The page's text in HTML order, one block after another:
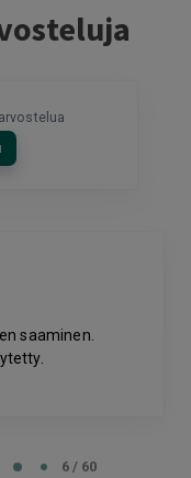
arvostelua
saaminen.
6 / 60